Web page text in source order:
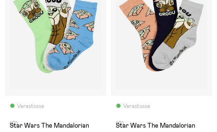
Varastossa
(0)
Star Wars The Mandalorian
Varastossa
(0)
Star Wars The Mandalorian